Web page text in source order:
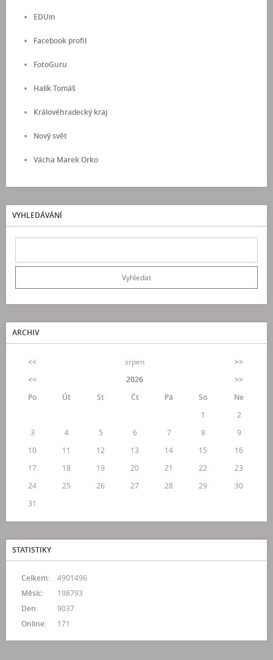
EDUin
Facebook profil
FotoGuru
Halík Tomáš
Královéhradecký kraj
Nový svět
Vácha Marek Orko
VYHLEDÁVÁNÍ
ARCHIV
<< srpen
>>
<<
2026
>>
Po
Út St Čt Pá So
Ne
1
2
3
4 5 6 7 8
9
10
11 12 13 14 15
16
17
18 19 20 21 22
23
24
25 26 27 28 29
30
31
STATISTIKY
Online: 171
Celkem:
4901496
Měsíc:
198793
Den:
9037